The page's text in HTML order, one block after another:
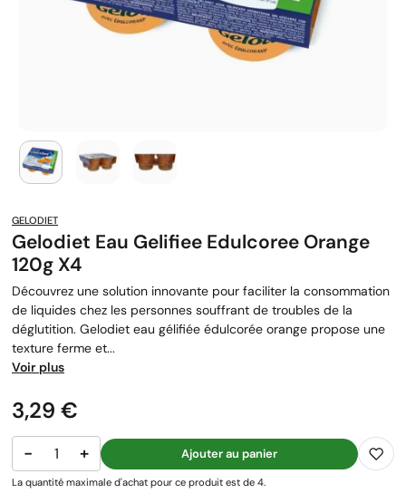
GELODIET
Gelodiet Eau Gelifiee Edulcoree Orange
120g X4
Découvrez une solution innovante pour faciliter la consommation
de liquides chez les personnes souffrant de troubles de la
déglutition. Gelodiet eau gélifiée édulcorée orange propose une
texture ferme et...
Voir plus
Prix
3,29 €
− + Ajouter au panier
La quantité maximale d'achat pour ce produit est de 4.